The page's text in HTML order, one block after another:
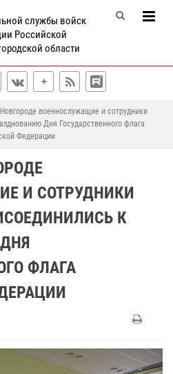
службы войск
Российской
области
военнослужащие и сотрудники
Дня Государственного флага
Федерации
И СОТРУДНИКИ
К
ФЛАГА